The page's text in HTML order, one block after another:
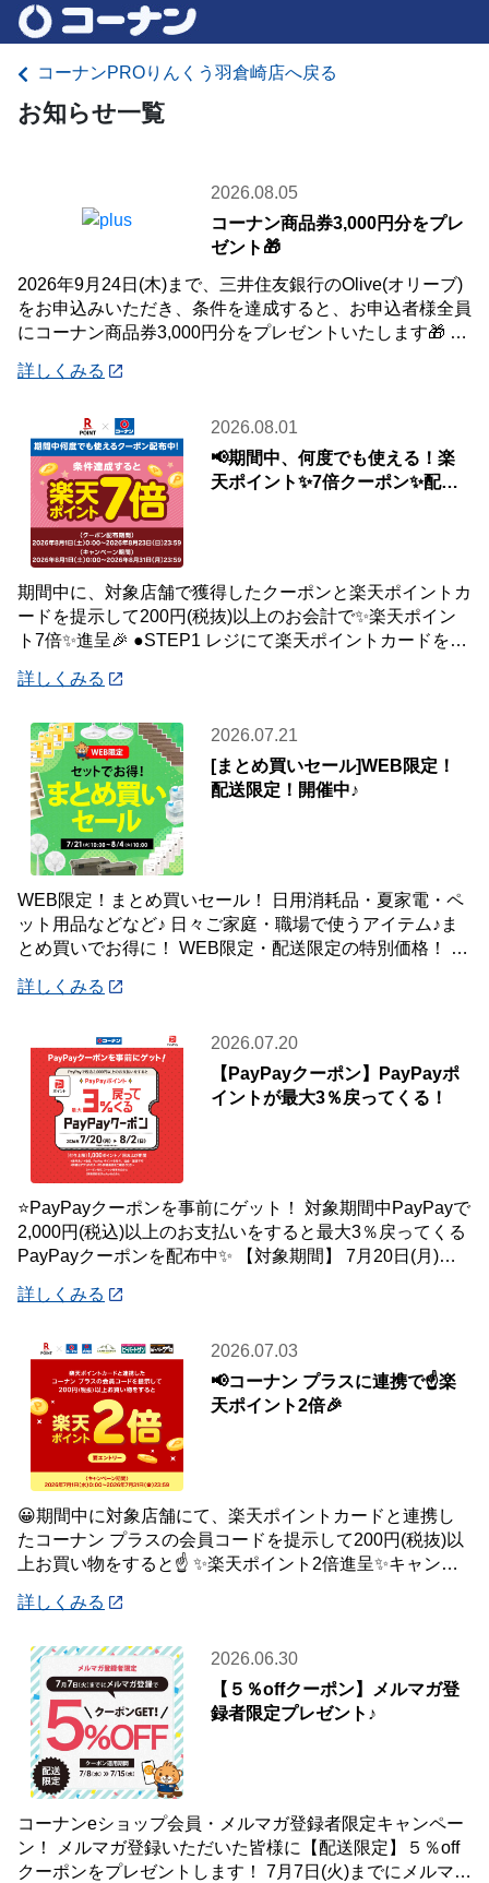
コーナンPROりんくう羽倉崎店へ戻る
お知らせ一覧
2026.08.05
コーナン商品券3,000円分をプレ
ゼント🎁
2026年9月24日(木)まで、三井住友銀行のOlive(オリーブ)
をお申込みいただき、条件を達成すると、お申込者様全員
にコーナン商品券3,000円分をプレゼントいたします🎁 詳
詳しくみる
2026.08.01
📢期間中、何度でも使える！楽
天ポイント✨7倍クーポン✨配布
期間中に、対象店舗で獲得したクーポンと楽天ポイントカ
ードを提示して200円(税抜)以上のお会計で✨楽天ポイン
ト7倍✨進呈🎉 ●STEP1 レジにて楽天ポイントカードを提
詳しくみる
2026.07.21
[まとめ買いセール]WEB限定！
配送限定！開催中♪
WEB限定！まとめ買いセール！ 日用消耗品・夏家電・ペ
ット用品などなど♪ 日々ご家庭・職場で使うアイテム♪ま
とめ買いでお得に！ WEB限定・配送限定の特別価格！ た
詳しくみる
2026.07.20
【PayPayクーポン】PayPayポ
イントが最大3％戻ってくる！
⭐PayPayクーポンを事前にゲット！ 対象期間中PayPayで
2,000円(税込)以上のお支払いをすると最大3％戻ってくる
PayPayクーポンを配布中✨ 【対象期間】 7月20日(月)～8
詳しくみる
2026.07.03
📢コーナン プラスに連携で☝️楽
天ポイント2倍🎉
😀期間中に対象店舗にて、楽天ポイントカードと連携し
たコーナン プラスの会員コードを提示して200円(税抜)以
上お買い物をすると☝️ ✨楽天ポイント2倍進呈✨キャンペ
詳しくみる
2026.06.30
【５％offクーポン】メルマガ登
録者限定プレゼント♪
コーナンeショップ会員・メルマガ登録者限定キャンペー
ン！ メルマガ登録いただいた皆様に【配送限定】５％off
クーポンをプレゼントします！ 7月7日(火)までにメルマガ